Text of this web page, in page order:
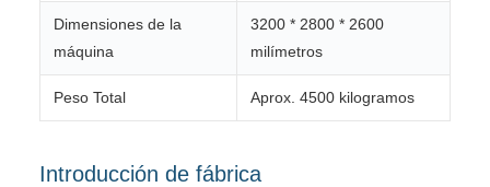
Dimensiones de la
máquina
3200 * 2800 * 2600
milímetros
Peso Total Aprox. 4500 kilogramos
Introducción de fábrica